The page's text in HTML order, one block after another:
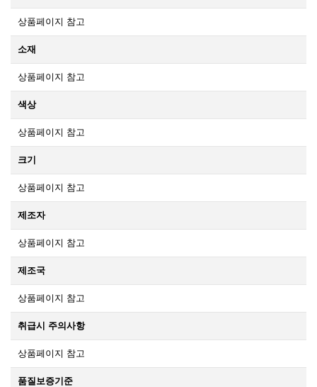
상품페이지 참고
소재
상품페이지 참고
색상
상품페이지 참고
크기
상품페이지 참고
제조자
상품페이지 참고
제조국
상품페이지 참고
취급시 주의사항
상품페이지 참고
품질보증기준